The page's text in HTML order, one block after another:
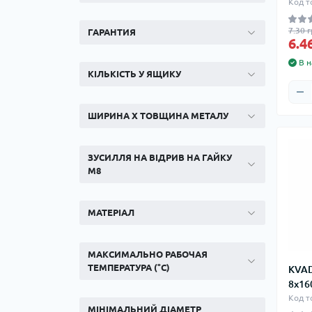
ГАРАНТИЯ
КІЛЬКІСТЬ У ЯЩИКУ
ШИРИНА Х ТОВЩИНА МЕТАЛУ
ЗУСИЛЛЯ НА ВІДРИВ НА ГАЙКУ
М8
МАТЕРІАЛ
МАКСИМАЛЬНО РАБОЧАЯ
ТЕМПЕРАТУРА (°C)
МІНІМАЛЬНИЙ ДІАМЕТР
7.30
В
Код